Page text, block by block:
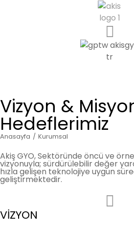
Vizyon &
Hedeflerimiz
You are here:
Anasayfa Kurumsal
Akiş GYO, Sektöründe öncü ve
vizyonuyla; sürdürülebilir değer
hızla gelişen teknolojiye uygun
geliştirmektedir.
VİZYON